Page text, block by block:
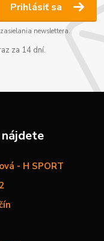
Prihlásiť sa
newslettera.
za 14 dní.
nájdete
- H SPORT